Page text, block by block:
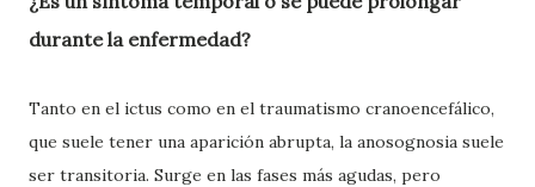
durante la enfermedad?
Tanto en el ictus como en el traumatismo cranoencefálico,
que suele tener una aparición abrupta, la anosognosia suele
ser transitoria. Surge en las fases más agudas, pero